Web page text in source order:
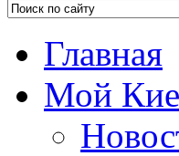
Главная
Мой